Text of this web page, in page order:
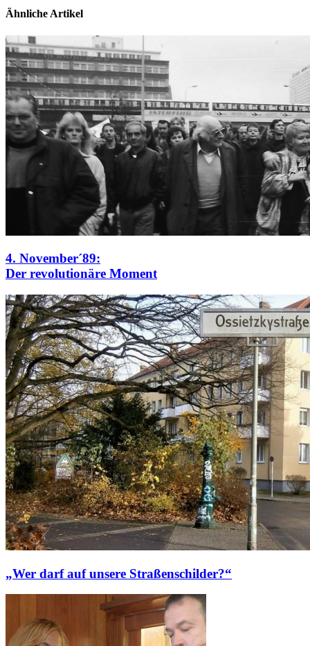
Ähnliche Artikel
4. November´89:
Der revolutionäre Moment
„Wer darf auf unsere Straßenschilder?“